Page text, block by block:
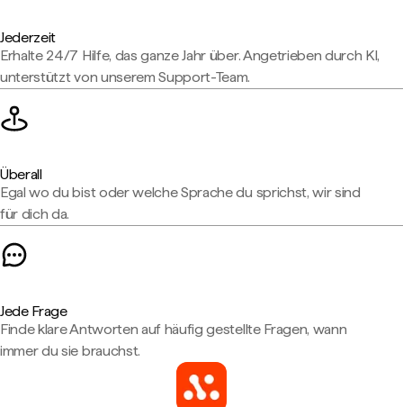
Jederzeit
Erhalte 24/7 Hilfe, das ganze Jahr über. Angetrieben durch KI,
unterstützt von unserem Support-Team.
Überall
Egal wo du bist oder welche Sprache du sprichst, wir sind
für dich da.
Jede Frage
Finde klare Antworten auf häufig gestellte Fragen, wann
immer du sie brauchst.